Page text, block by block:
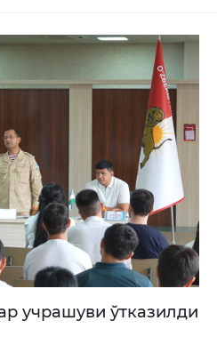
учрашуви ўтказилди